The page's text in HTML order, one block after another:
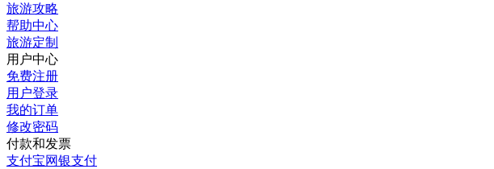
旅游攻略
帮助中心
旅游定制
用户中心
免费注册
用户登录
我的订单
修改密码
付款和发票
支付宝网银支付